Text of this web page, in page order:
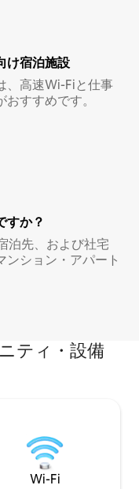
け宿⁠泊⁠施⁠設
、高速Wi-Fiと仕事
すすめです。
すか？
泊先、および社宅
ンション・アパート
ティ・設備
Wi-Fi